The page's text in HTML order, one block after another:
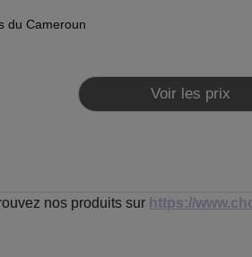
du Cameroun
Voir les prix
nos produits sur https://